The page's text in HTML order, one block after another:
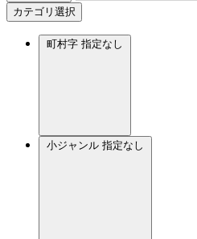
カテゴリ選択
町村字 指定なし
小ジャンル 指定なし